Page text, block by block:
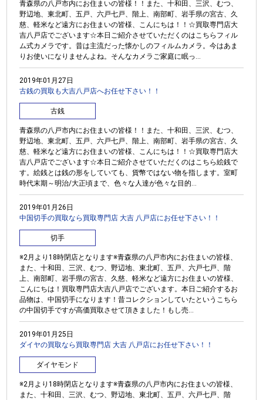
青森県の八戸市内にお住まいの皆様！！また、十和田、三沢、むつ、
野辺地、東北町、五戸、六戸七戸、階上、南部町、岩手県の宮古、久
慈、軽米など遠方にお住まいの皆様、こんにちは！！☆買取専門店大
吉八戸店でございます☆本日ご紹介させていただくのはこちらフィル
ム式カメラです。昔は主流だった懐かしのフィルムカメラ。今はあま
りお使いになりませんよね。そんなカメラご家庭に眠っ...
2019年01月27日
古銭の買取も大吉八戸店へお任せ下さい！！
古銭
青森県の八戸市内にお住まいの皆様！！また、十和田、三沢、むつ、
野辺地、東北町、五戸、六戸七戸、階上、南部町、岩手県の宮古、久
慈、軽米など遠方にお住まいの皆様、こんにちは！！☆買取専門店大
吉八戸店でございます☆本日ご紹介させていただくのはこちら絵銭で
す。絵銭とは銭の形をしていても、貨幣ではない物を指します。室町
時代末期～明治/大正頃まで、色々な人達が色々な目的...
2019年01月26日
中国切手の買取なら買取専門店 大吉 八戸店にお任せ下さい！！
切手
※2月より18時閉店となります※青森県の八戸市内にお住まいの皆様、
また、十和田、三沢、むつ、野辺地、東北町、五戸、六戸七戸、階
上、南部町、岩手県の宮古、久慈、軽米など遠方にお住まいの皆様、
こんにちは！買取専門店大吉八戸店でございます。本日ご紹介するお
品物は、中国切手になります！昔コレクションしていたというこちら
の中国切手ですが高価買取させて頂きました！もし売...
2019年01月25日
ダイヤの買取なら買取専門店 大吉 八戸店にお任せ下さい！！
ダイヤモンド
※2月より18時閉店となります※青森県の八戸市内にお住まいの皆様、
また、十和田、三沢、むつ、野辺地、東北町、五戸、六戸七戸、階